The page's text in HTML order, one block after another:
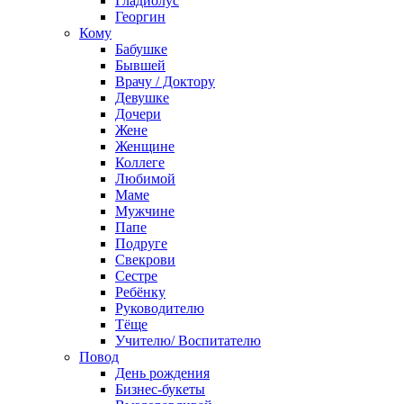
Георгин
Кому
Бабушке
Бывшей
Врачу / Доктору
Девушке
Дочери
Жене
Женщине
Коллеге
Любимой
Маме
Мужчине
Папе
Подруге
Свекрови
Сестре
Ребёнку
Руководителю
Тёще
Учителю/ Воспитателю
Повод
День рождения
Бизнес-букеты